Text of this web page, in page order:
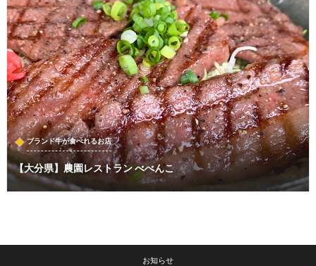
ブランド牛が食べれるお店
【大分県】農園レストラン べべんこ
お知らせ